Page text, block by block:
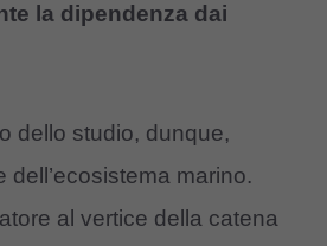
la dipendenza dai
dello studio, dunque,
dell’ecosistema marino.
al vertice della catena